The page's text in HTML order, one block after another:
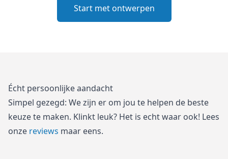
Start met ontwerpen
Écht persoonlijke aandacht
Simpel gezegd: We zijn er om jou te helpen de beste
keuze te maken. Klinkt leuk? Het is echt waar ook! Lees
onze reviews maar eens.